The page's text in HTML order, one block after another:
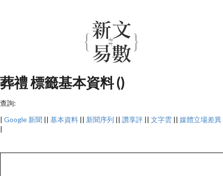
葬禮 標籤基本資料 ()
查詢:
| Google 新聞 || 基本資料 || 新聞序列 || 讚享評 || 文字雲 || 媒體立場差異
|